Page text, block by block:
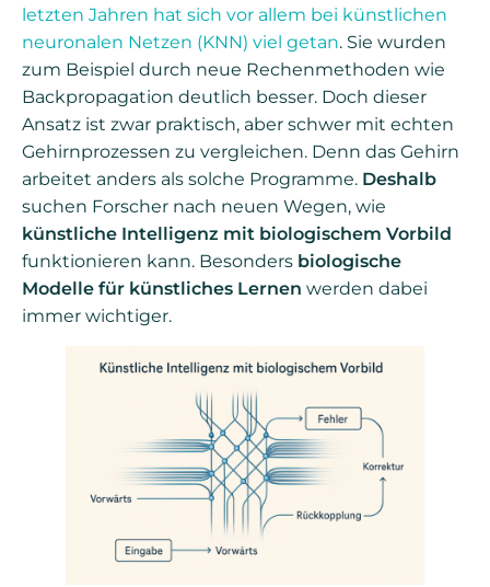
letzten Jahren hat sich vor allem bei künstlichen
neuronalen Netzen (KNN) viel getan. Sie wurden
zum Beispiel durch neue Rechenmethoden wie
Backpropagation deutlich besser. Doch dieser
Ansatz ist zwar praktisch, aber schwer mit echten
Gehirnprozessen zu vergleichen. Denn das Gehirn
arbeitet anders als solche Programme. Deshalb
suchen Forscher nach neuen Wegen, wie
künstliche Intelligenz mit biologischem Vorbild
funktionieren kann. Besonders biologische
Modelle für künstliches Lernen werden dabei
immer wichtiger.